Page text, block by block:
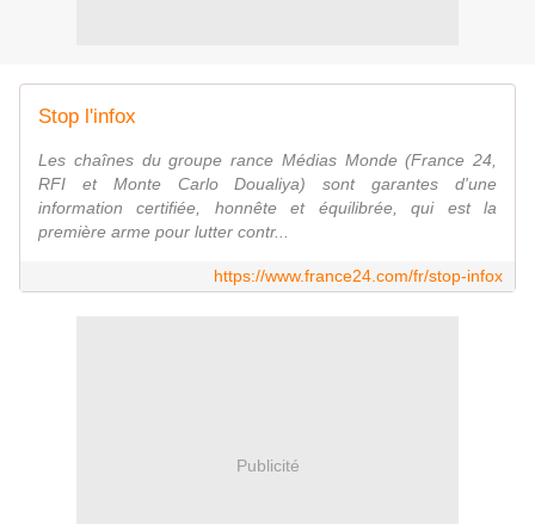
Stop l'infox
Les chaînes du groupe rance Médias Monde (France 24,
RFI et Monte Carlo Doualiya) sont garantes d'une
information certifiée, honnête et équilibrée, qui est la
première arme pour lutter contr...
https://www.france24.com/fr/stop-infox
Publicité